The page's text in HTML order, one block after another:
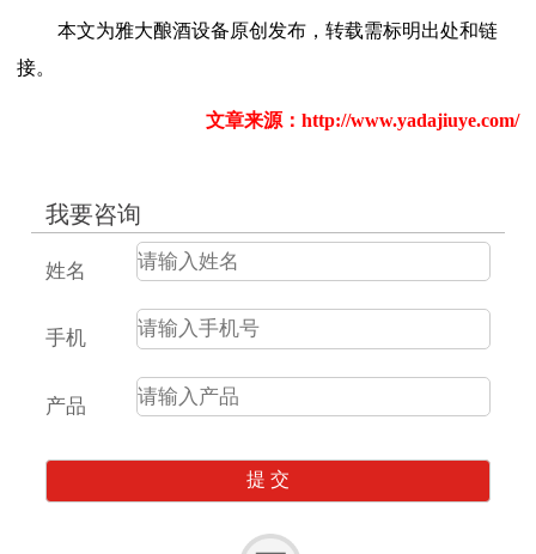
本文为雅大酿酒设备原创发布，转载需标明出处和链
接。
文章来源： http://www.yadajiuye.com/
我要咨询
姓名
手机
产品